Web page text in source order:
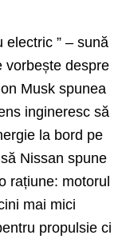
electric ” – sună
vorbește despre
Musk spunea
ingineresc să
la bord pe
Nissan spune
rațiune: motorul
mai mici
propulsie ci